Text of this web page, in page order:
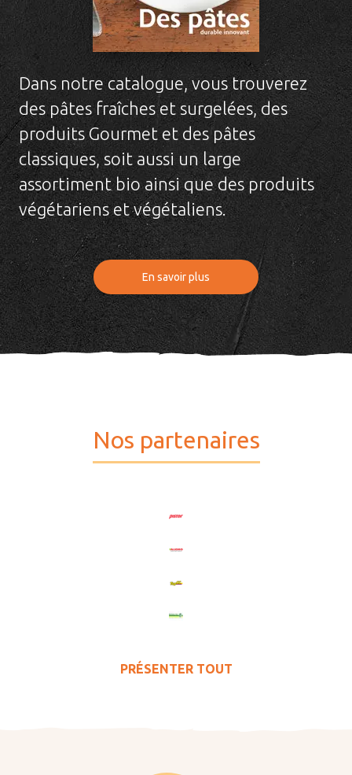
Dans notre catalogue, vous trouverez
des pâtes fraîches et surgelées, des
produits Gourmet et des pâtes
classiques, soit aussi un large
assortiment bio ainsi que des produits
végétariens et végétaliens.
En savoir plus
Nos partenaires
PRÉSENTER TOUT